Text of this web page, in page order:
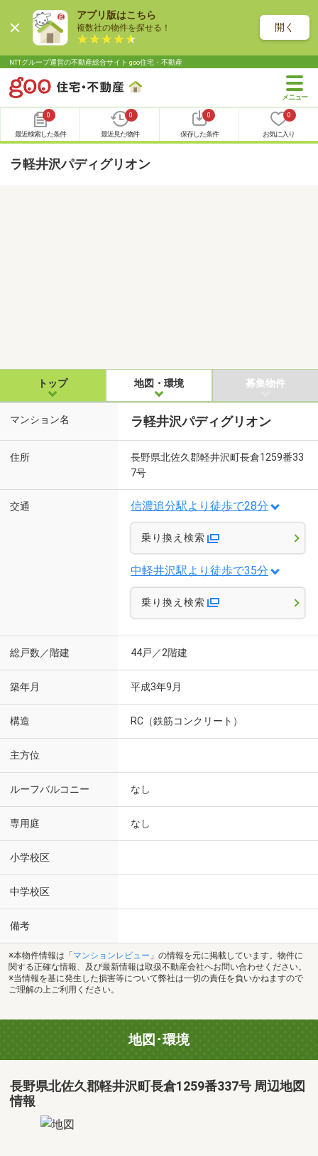
アプリ版はこちら
複数社の物件を探せる！ 開く
NTTグループ運営の不動産総合サイト goo住宅・不動産
0
最近検索した条件
0
最近見た物件
0
保存した条件
0
お気に入り
ラ軽井沢パディグリオン
トップ 地図・環境 募集物件
マンション名 ラ軽井沢パディグリオン
住所
長野県北佐久郡軽井沢町長倉1259番33
7号
交通 信濃追分駅より徒歩で28分
乗り換え検索
中軽井沢駅より徒歩で35分
乗り換え検索
総戸数／階建 44戸／2階建
築年月 平成3年9月
構造 RC（鉄筋コンクリート）
主方位
ルーフバルコニー なし
専用庭 なし
小学校区
中学校区
備考
※本物件情報は「 マンションレビュー 」の情報を元に掲載しています。物件に
関する正確な情報、及び最新情報は取扱不動産会社へお問い合わせください。
※当情報を基に発生した損害等について弊社は一切の責任を負いかねますので
ご理解の上ご利用ください。
地図･環境
長野県北佐久郡軽井沢町長倉1259番337号 周辺地図
情報